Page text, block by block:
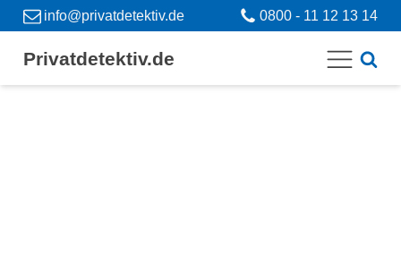
info@privatdetektiv.de 0800 - 11 12 13 14
Privatdetektiv.de